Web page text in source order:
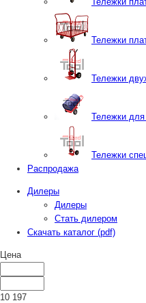
Тележки
Тележки
Тележки для
Тележки
Распродажа
Дилеры
Дилеры
Стать дилером
Скачать каталог (pdf)
Цена
10 197